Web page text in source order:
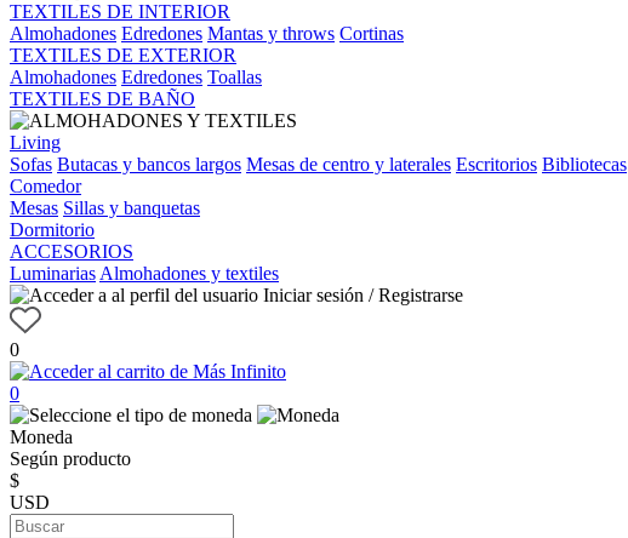
TEXTILES DE INTERIOR
Almohadones Edredones Mantas y throws Cortinas
TEXTILES DE EXTERIOR
Almohadones Edredones Toallas
TEXTILES DE BAÑO
Living
Sofas Butacas y bancos largos Mesas de centro y laterales Escritorios Bibliotecas
Comedor
Mesas Sillas y banquetas
Dormitorio
ACCESORIOS
Luminarias Almohadones y textiles
Iniciar sesión / Registrarse
0
0
Moneda
Según producto
$
USD